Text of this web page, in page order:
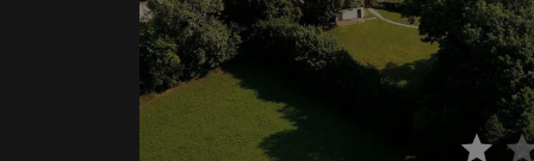
star